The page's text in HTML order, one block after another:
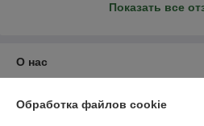
Показать все
О нас
Контакты
Обработка файлов cookie